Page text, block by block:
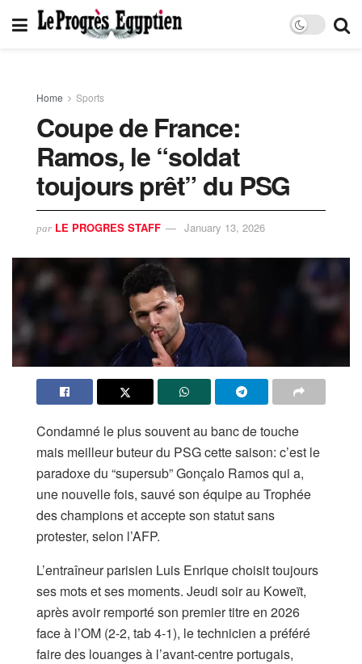
Home Sports
Coupe de France:
Ramos, le “soldat
toujours prêt” du PSG
par LE PROGRES STAFF January 13, 2026
Condamné le plus souvent au banc de touche
mais meilleur buteur du PSG cette saison: c’est le
paradoxe du “supersub” Gonçalo Ramos qui a,
une nouvelle fois, sauvé son équipe au Trophée
des champions et accepte son statut sans
protester, selon l’AFP.
L’entraîneur parisien Luis Enrique choisit toujours
ses mots et ses moments. Jeudi soir au Koweït,
après avoir remporté son premier titre en 2026
face à l’OM (2-2, tab 4-1), le technicien a préféré
faire des louanges à l’avant-centre portugais,